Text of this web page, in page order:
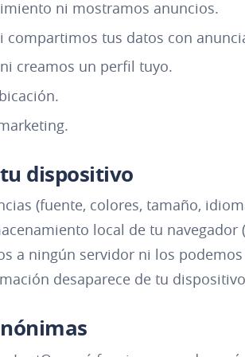
ni mostramos anuncios.
compartimos tus datos con
creamos un perfil tuyo.
dispositivo
(fuente, colores, tamaño,
local de tu navegador
a ningún servidor ni los
desaparece de tu